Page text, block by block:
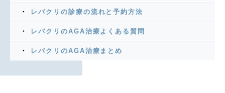
レバクリの診療の流れと予約方法
レバクリのAGA治療よくある質問
レバクリのAGA治療まとめ